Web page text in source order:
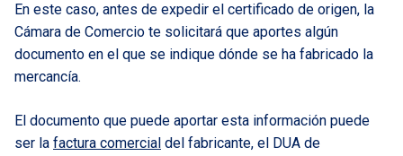
En este caso, antes de expedir el certificado de origen, la
Cámara de Comercio te solicitará que aportes algún
documento en el que se indique dónde se ha fabricado la
mercancía.
El documento que puede aportar esta información puede
ser la factura comercial del fabricante, el DUA de